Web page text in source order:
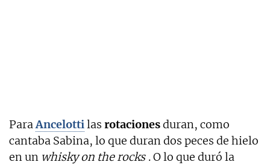
ParaAncelottilas rotacionesduran, como
cantaba Sabina, lo que duran dos peces de hielo
en un whisky on the rocks . O lo que duró la